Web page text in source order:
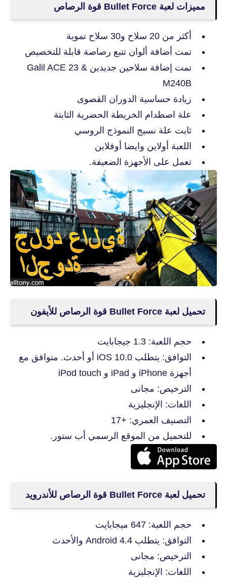
مميزات لعبة Bullet Force قوة الرصاص
أكثر من 20 سلاح و30 سلاح تموية
تمت أضافة ألوان تتبع رصاصة قابلة للتخصيص
تمت إضافة سلاحين جديدين Galil ACE 23 &
M240B
زيادة حساسية الدوران القصوى
علة اصطدام الخريطة الحضرية الثابتة
ثابت علة نسيج النموذج الروسي
اللعبة أولاين وايضا أوفلاين
تعمل على الأجهزة الضعيفة.
تحميل لعبة Bullet Force قوة الرصاص للأيفون
حجم اللعبة: 1.3 جيجابايت
التوافق: يتطلب iOS 10.0 أو أحدث. متوافق مع
أجهزة iPhone و iPad و iPod touch
الترخيص: مجانى
اللغات: الإنجليزية
التصنيف العمري: +17
للتحميل من الموقع الرسمي أب ستور.
تحميل لعبة Bullet Force قوة الرصاص للأندرويد
حجم اللعبة: 647 ميجابايت
التوافق: يتطلب Android 4.4 والأحدث
الترخيص: مجانى
اللغات: الإنجليزية